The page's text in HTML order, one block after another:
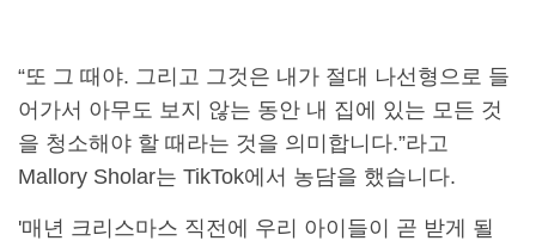
“또 그 때야. 그리고 그것은 내가 절대 나선형으로 들
어가서 아무도 보지 않는 동안 내 집에 있는 모든 것
을 청소해야 할 때라는 것을 의미합니다.”라고
Mallory Sholar는 TikTok에서 농담을 했습니다.
'매년 크리스마스 직전에 우리 아이들이 곧 받게 될